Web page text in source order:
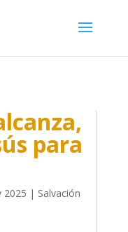
para
2025 | Salvación